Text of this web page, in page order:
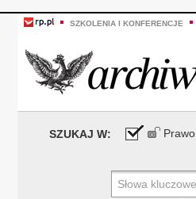
SZKOLENIA I KONFERENCJE
SZUKAJ W: Prawo